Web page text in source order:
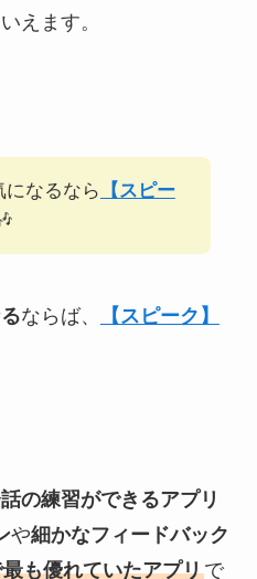
えます。
になるなら
【スピー
ならば、
【スピーク】
の練習ができるアプリ
や細かなフィードバック
も優れていたアプリで